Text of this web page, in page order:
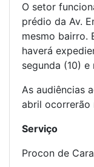
O setor
prédio da Av.
mesmo bairro.
haverá
segunda (10) e
As audiências
abril ocorrerão
Serviço
Procon de